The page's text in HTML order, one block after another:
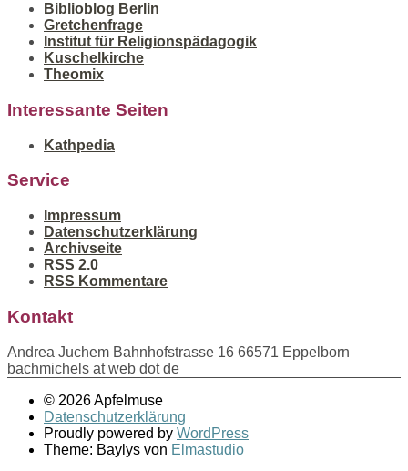
Biblioblog Berlin
Gretchenfrage
Institut für Religionspädagogik
Kuschelkirche
Theomix
Interessante Seiten
Kathpedia
Service
Impressum
Datenschutzerklärung
Archivseite
RSS 2.0
RSS Kommentare
Kontakt
Andrea Juchem Bahnhofstrasse 16 66571 Eppelborn
bachmichels at web dot de
© 2026 Apfelmuse
Datenschutzerklärung
Proudly powered by WordPress
Theme: Baylys von Elmastudio